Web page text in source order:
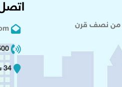
من نصف قرن
2+
34 شارع عدلى - القاهرة